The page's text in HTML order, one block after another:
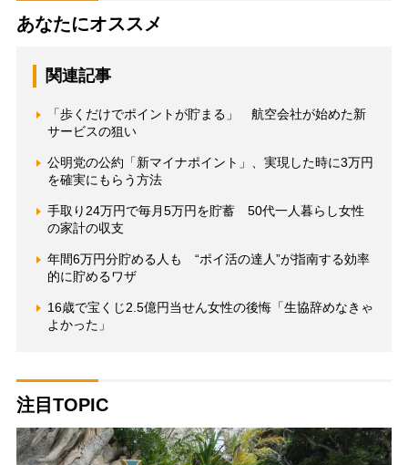
あなたにオススメ
関連記事
「歩くだけでポイントが貯まる」 航空会社が始めた新
サービスの狙い
公明党の公約「新マイナポイント」、実現した時に3万円
を確実にもらう方法
手取り24万円で毎月5万円を貯蓄 50代一人暮らし女性
の家計の収支
年間6万円分貯める人も “ポイ活の達人”が指南する効率
的に貯めるワザ
16歳で宝くじ2.5億円当せん女性の後悔「生協辞めなきゃ
よかった」
注目TOPIC